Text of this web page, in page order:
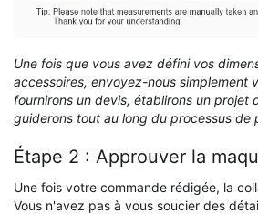
Une fois que vous avez défini vos
accessoires, envoyez-nous simplement
fournirons un devis, établirons un projet
guiderons tout au long du processus de
Étape 2 : Approuver la
Une fois votre commande rédigée, la
Vous n'avez pas à vous soucier des